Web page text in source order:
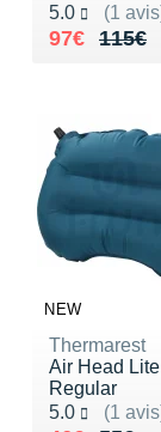
5.0
(1
Noté 5.0 sur
115€
Au lieu de
97€
Vendu 97€
NEW
Thermarest
Air Head Lite
Regular
5.0
(1
Noté 5.0 sur